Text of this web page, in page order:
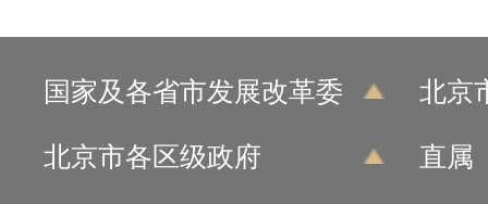
国家及各省市发展改革委 北京
北京市各区级政府 直属